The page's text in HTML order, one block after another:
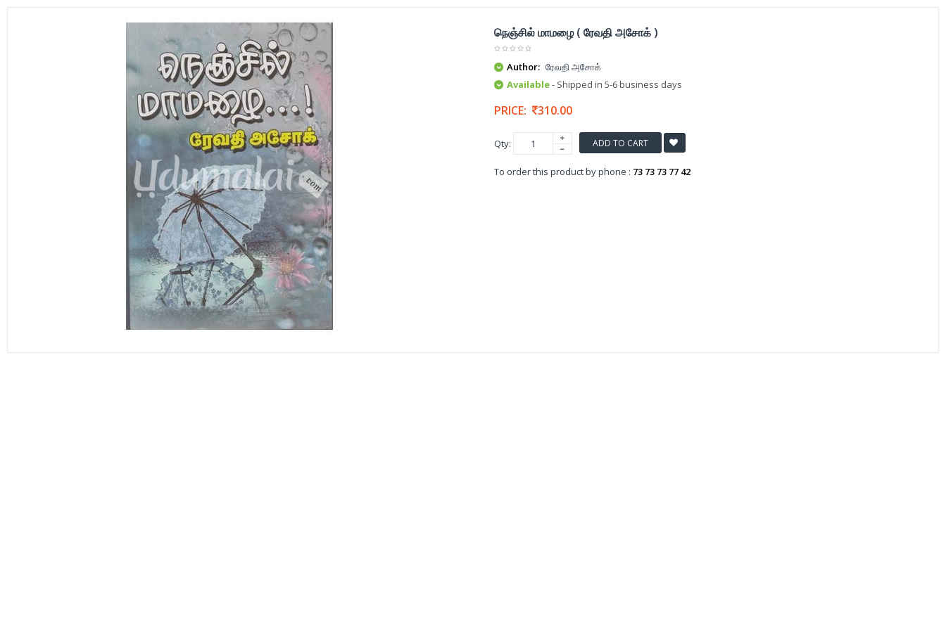
நெஞ்சில் மாமழை ( ரேவதி அசோக் )
Author: ரேவதி அசோக்
Available- Shipped in 5-6 business days
PRICE: 310.00
Qty: ADD TO CART
To order this product by phone : 73 73 73 77 42